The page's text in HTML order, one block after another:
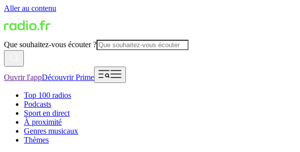
Aller au contenu
Que souhaitez-vous écouter ?
Ouvrir l'appDécouvrir Prime
Top 100 radios
Podcasts
Sport en direct
À proximité
Genres musicaux
Thèmes